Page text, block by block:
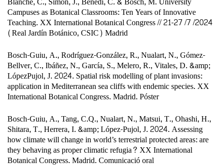
Campuses as Botanical Classrooms: Ten Years of Innovative
Teaching. XX International Botanical Congress // 21-27 /7 /2024
(Real Jardín Botánico, CSIC) Madrid
Bosch-Guiu, A., Rodríguez-González, R., Nualart, N., Gómez-
Bellver, C., Ibáñez, N., García, S., Melero, R., Vitales, D. &amp;
LópezPujol, J. 2024. Spatial risk modelling of plant invasions:
application in Mediterranean sea cliffs with endemic species. XX
International Botanical Congress. Madrid. Póster
Bosch-Guiu, A., Tang, C.Q., Nualart, N., Matsui, T., Ohashi, H.,
Shitara, T., Herrera, I. &amp; López-Pujol, J. 2024. Assessing
how climate will change in world’s terrestrial protected areas: are
they behaving as proper climatic refugia? XX International
Botanical Congress. Madrid. Comunicació oral